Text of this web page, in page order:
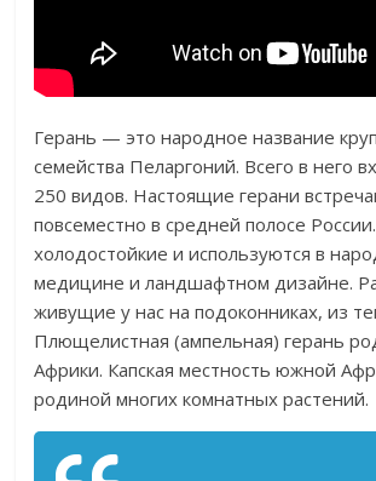
Герань — это народное название
семейства Пеларгоний. Всего в него
250 видов. Настоящие герани
повсеместно в средней полосе
холодостойкие и используются в
медицине и ландшафтном дизайне.
живущие у нас на подоконниках, из
Плющелистная (ампельная) герань
Африки. Капская местность южной
родиной многих комнатных растений.